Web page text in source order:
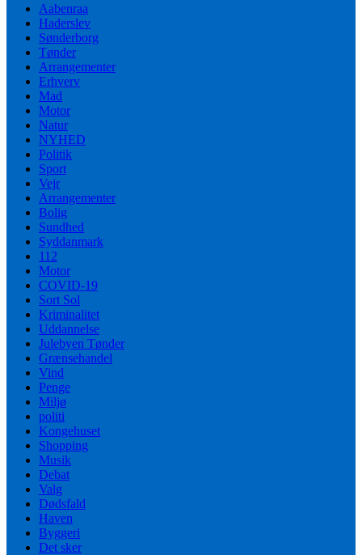
Aabenraa
Haderslev
Sønderborg
Tønder
Arrangementer
Erhverv
Mad
Motor
Natur
NYHED
Politik
Sport
Vejr
Arrangementer
Bolig
Sundhed
Syddanmark
112
Motor
COVID-19
Sort Sol
Kriminalitet
Uddannelse
Julebyen Tønder
Grænsehandel
Vind
Penge
Miljø
politi
Kongehuset
Shopping
Musik
Debat
Valg
Dødsfald
Haven
Byggeri
Det sker